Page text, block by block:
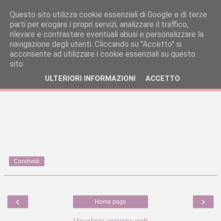
Condividi
‹ ›
Home page
Questo sito utilizza cookie essenziali di Google e di terze
parti per erogare i propri servizi, analizzare il traffico,
rilevare e contrastare eventuali abusi e personalizzare la
navigazione degli utenti. Cliccando su ''Accetto'' si
acconsente ad utilizzare i cookie essenziali su questo
sito.
ULTERIORI INFORMAZIONI ACCETTO